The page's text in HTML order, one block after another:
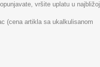
vršite uplatu u najbližoj
(cena artikla sa ukalkulisanom